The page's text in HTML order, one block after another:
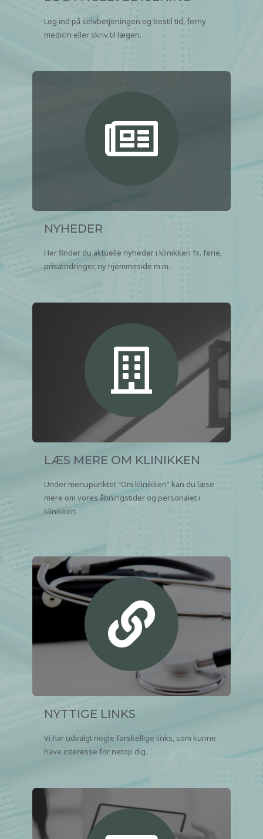
Log ind på selvbetjeningen og bestil tid, forny
medicin eller skriv til lægen.
NYHEDER
Her finder du aktuelle nyheder i klinikken fx. ferie,
prisændringer, ny hjemmeside m.m.
LÆS MERE OM KLINIKKEN
Under menupunktet “Om klinikken” kan du læse
mere om vores åbningstider og personalet i
klinikken.
NYTTIGE LINKS
Vi har udvalgt nogle forskellige links, som kunne
have interesse for netop dig.